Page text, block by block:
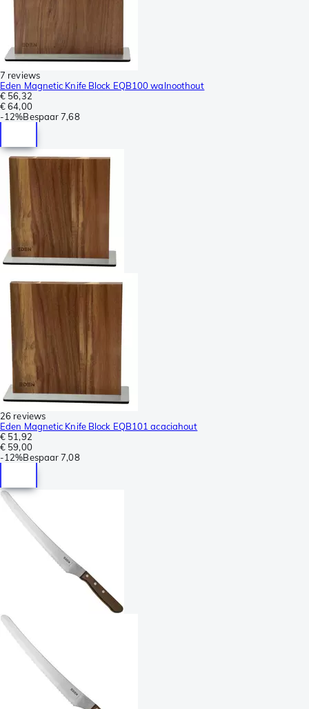
7 reviews
Eden Magnetic Knife Block EQB100 walnoothout
€ 56,32
€ 64,00
-12%Bespaar 7,68
26 reviews
Eden Magnetic Knife Block EQB101 acaciahout
€ 51,92
€ 59,00
-12%Bespaar 7,08